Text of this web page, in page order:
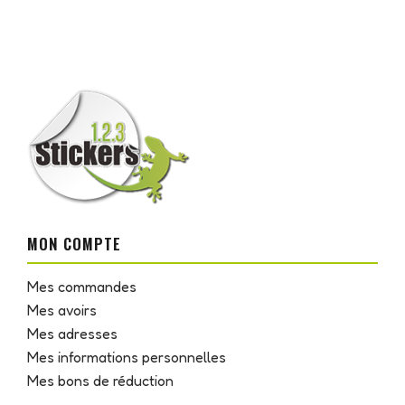
MON COMPTE
Mes commandes
Mes avoirs
Mes adresses
Mes informations personnelles
Mes bons de réduction